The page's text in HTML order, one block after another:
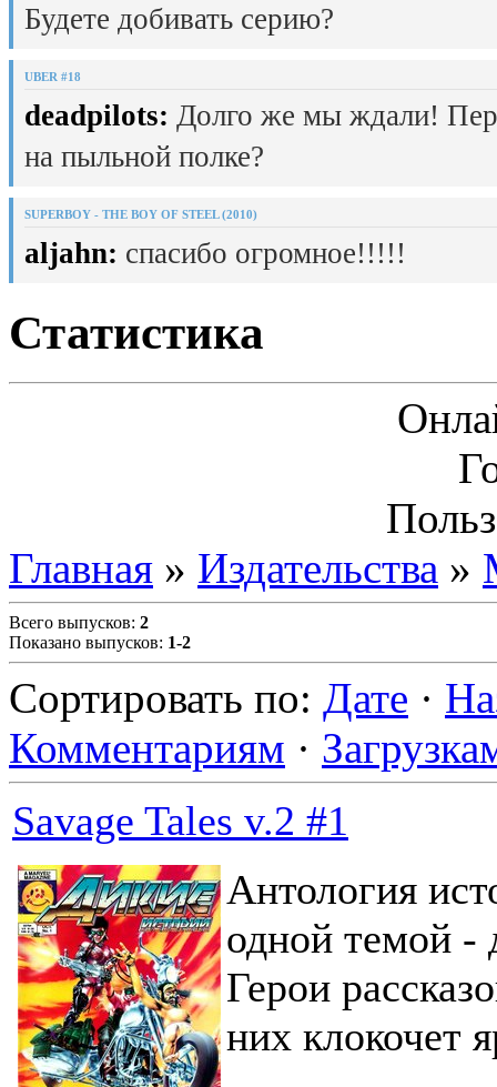
Будете добивать серию?
UBER #18
deadpilots: Долго же мы ждали!
на пыльной полке?
SUPERBOY - THE BOY OF STEEL (2010)
aljahn: спасибо огромное!!!!!
Статистика
Главная » Издательства »
Всего выпусков: 2
Показано выпусков: 1-2
Сортировать по: Дате ·
Комментариям ·
Savage Tales v.2 #1
Антология
одной темой -
Герои
них клокочет